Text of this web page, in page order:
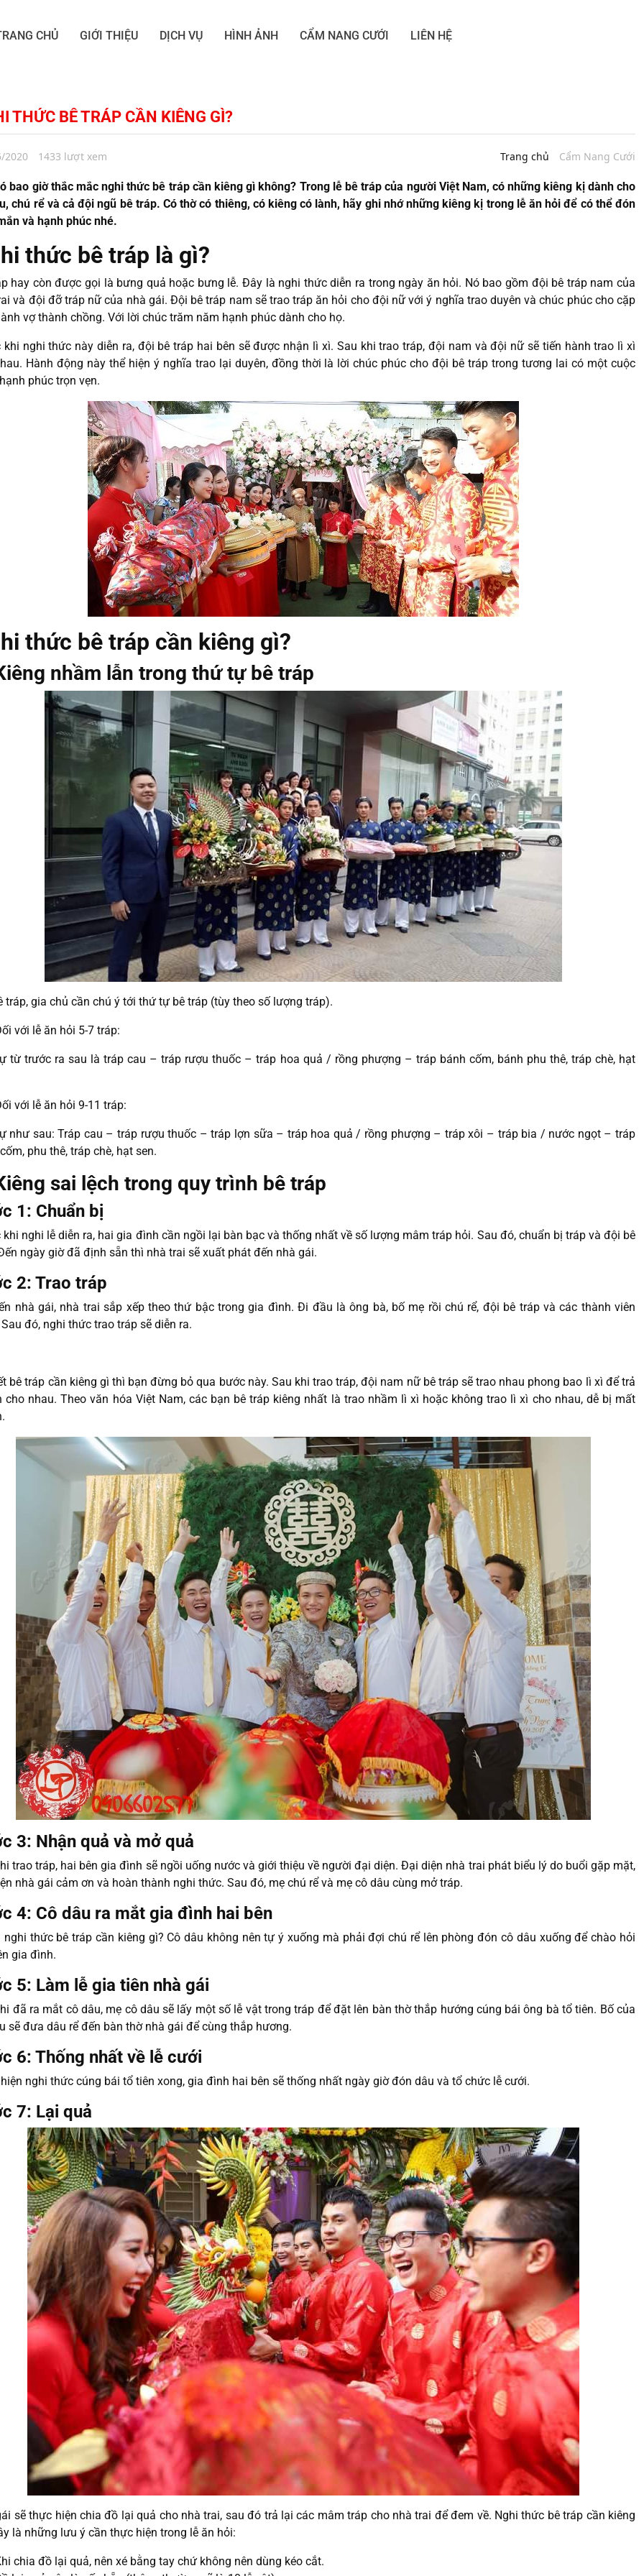
CHỦ GIỚI THIỆU DỊCH VỤ HÌNH ẢNH CẨM NANG CƯỚI LIÊN HỆ
THỨC BÊ TRÁP CẦN KIÊNG GÌ?
2020 1433 lượt xem Trang chủ Cẩm Nang Cưới
bao giờ thắc mắc nghi thức bê tráp cần kiêng gì không? Trong lễ bê tráp của người Việt Nam, có những kiêng kị dành cho
chú rể và cả đội ngũ bê tráp. Có thờ có thiêng, có kiêng có lành, hãy ghi nhớ những kiêng kị trong lễ ăn hỏi để có thể đón
và hạnh phúc nhé.
thức bê tráp là gì?
hay còn được gọi là bưng quả hoặc bưng lễ. Đây là nghi thức diễn ra trong ngày ăn hỏi. Nó bao gồm đội bê tráp nam của
và đội đỡ tráp nữ của nhà gái. Đội bê tráp nam sẽ trao tráp ăn hỏi cho đội nữ với ý nghĩa trao duyên và chúc phúc cho cặp
vợ thành chồng. Với lời chúc trăm năm hạnh phúc dành cho họ.
khi nghi thức này diễn ra, đội bê tráp hai bên sẽ được nhận lì xì. Sau khi trao tráp, đội nam và đội nữ sẽ tiến hành trao lì xì
Hành động này thể hiện ý nghĩa trao lại duyên, đồng thời là lời chúc phúc cho đội bê tráp trong tương lai có một cuộc
phúc trọn vẹn.
thức bê tráp cần kiêng gì?
nhầm lẫn trong thứ tự bê tráp
tráp, gia chủ cần chú ý tới thứ tự bê tráp (tùy theo số lượng tráp).
với lễ ăn hỏi 5-7 tráp:
từ trước ra sau là tráp cau – tráp rượu thuốc – tráp hoa quả / rồng phượng – tráp bánh cốm, bánh phu thê, tráp chè, hạt
với lễ ăn hỏi 9-11 tráp:
như sau: Tráp cau – tráp rượu thuốc – tráp lợn sữa – tráp hoa quả / rồng phượng – tráp xôi – tráp bia / nước ngọt – tráp
phu thê, tráp chè, hạt sen.
sai lệch trong quy trình bê tráp
1: Chuẩn bị
khi nghi lễ diễn ra, hai gia đình cần ngồi lại bàn bạc và thống nhất về số lượng mâm tráp hỏi. Sau đó, chuẩn bị tráp và đội bê
ngày giờ đã định sẵn thì nhà trai sẽ xuất phát đến nhà gái.
2: Trao tráp
nhà gái, nhà trai sắp xếp theo thứ bậc trong gia đình. Đi đầu là ông bà, bố mẹ rồi chú rể, đội bê tráp và các thành viên
đó, nghi thức trao tráp sẽ diễn ra.
bê tráp cần kiêng gì thì bạn đừng bỏ qua bước này. Sau khi trao tráp, đội nam nữ bê tráp sẽ trao nhau phong bao lì xì để trả
cho nhau. Theo văn hóa Việt Nam, các bạn bê tráp kiêng nhất là trao nhầm lì xì hoặc không trao lì xì cho nhau, dễ bị mất
3: Nhận quả và mở quả
trao tráp, hai bên gia đình sẽ ngồi uống nước và giới thiệu về người đại diện. Đại diện nhà trai phát biểu lý do buổi gặp mặt,
nhà gái cảm ơn và hoàn thành nghi thức. Sau đó, mẹ chú rể và mẹ cô dâu cùng mở tráp.
4: Cô dâu ra mắt gia đình hai bên
nghi thức bê tráp cần kiêng gì? Cô dâu không nên tự ý xuống mà phải đợi chú rể lên phòng đón cô dâu xuống để chào hỏi
gia đình.
5: Làm lễ gia tiên nhà gái
đã ra mắt cô dâu, mẹ cô dâu sẽ lấy một số lễ vật trong tráp để đặt lên bàn thờ thắp hướng cúng bái ông bà tổ tiên. Bố của
sẽ đưa dâu rể đến bàn thờ nhà gái để cùng thắp hương.
6: Thống nhất về lễ cưới
nghi thức cúng bái tổ tiên xong, gia đình hai bên sẽ thống nhất ngày giờ đón dâu và tổ chức lễ cưới.
7: Lại quả
sẽ thực hiện chia đồ lại quả cho nhà trai, sau đó trả lại các mâm tráp cho nhà trai để đem về. Nghi thức bê tráp cần kiêng
là những lưu ý cần thực hiện trong lễ ăn hỏi:
chia đồ lại quả, nên xé bằng tay chứ không nên dùng kéo cắt.